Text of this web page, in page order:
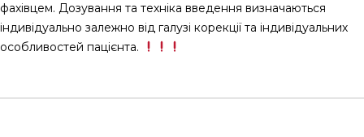
фахівцем. Дозування та техніка введення визначаються
індивідуально залежно від галузі корекції та індивідуальних
особливостей пацієнта.